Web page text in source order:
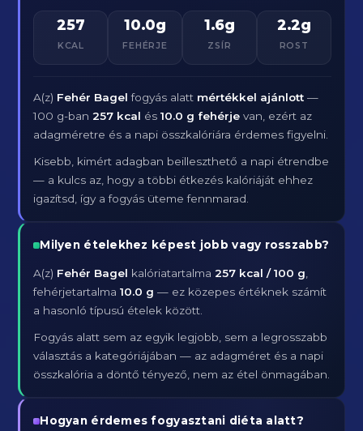
257
KCAL
10.0g
FEHÉRJE
1.6g
ZSÍR
2.2g
ROST
A(z) Fehér Bagel fogyás alatt mértékkel ajánlott —
100 g-ban257 kcal és10.0 g fehérje van, ezért az
adagméretre és a napi összkalóriára érdemes figyelni.
Kisebb, kimért adagban beilleszthető a napi étrendbe
— a kulcs az, hogy a többi étkezés kalóriáját ehhez
igazítsd, így a fogyás üteme fennmarad.
Milyen ételekhez képest jobb vagy rosszabb?
A(z) Fehér Bagel kalóriatartalma257 kcal / 100 g
fehérjetartalma10.0 g — ez közepes értéknek számít
a hasonló típusú ételek között.
Fogyás alatt sem az egyik legjobb, sem a legrosszabb
választás a kategóriájában — az adagméret és a napi
összkalória a döntő tényező, nem az étel önmagában.
Hogyan érdemes fogyasztani diéta alatt?